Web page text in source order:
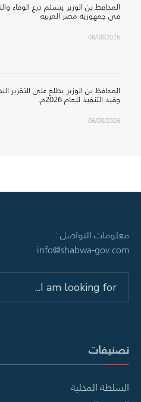
المحافظ بن الوزير يتسلم درع
في جمهورية مصر العربية
06/08/2026
المحافظ بن الوزير يطلع على
وقيد التنفيذ للعام 2026م.
06/08/2026
معلومات التواصل :
info@shabwa-gov.com
تصنيفات
السلطة المحلية